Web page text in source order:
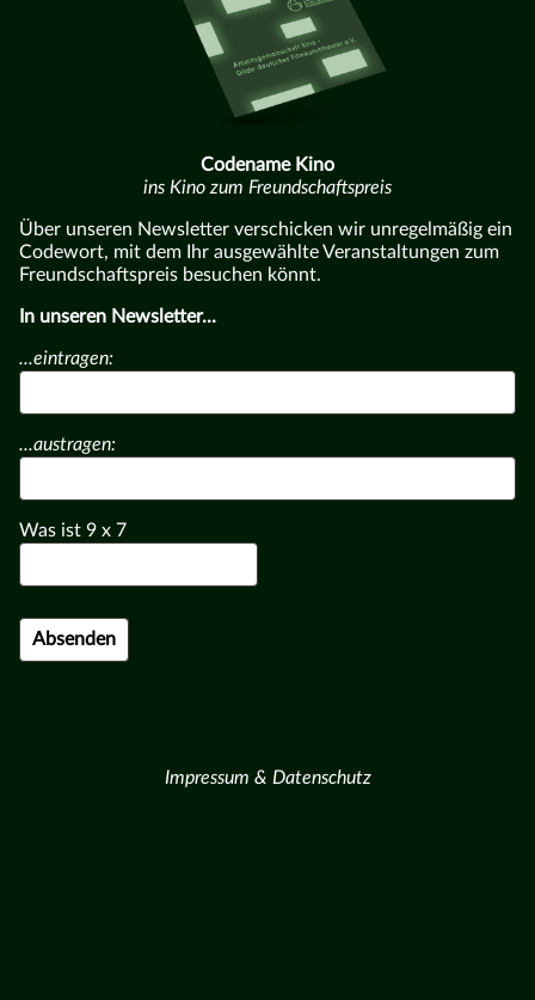
Codename Kino
ins Kino zum Freundschaftspreis
Über unseren Newsletter verschicken wir unregelmäßig ein
Codewort, mit dem Ihr ausgewählte Veranstaltungen zum
Freundschaftspreis besuchen könnt.
In unseren Newsletter...
...eintragen:
...austragen:
Was ist 9 x 7
Impressum & Datenschutz